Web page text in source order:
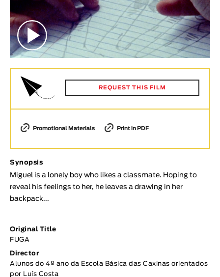
About Us & Contacts
Curtas Vila do Conde Solar O Dia Mais Curto
Store
Animar
Available Subtitles
YEAR
Year
< / >
Fiction
Animation
Experimental
Documentary
Selected Topics
REQUEST THIS FILM
Promotional Materials Print in PDF
Synopsis
Miguel is a lonely boy who likes a classmate. Hoping to
reveal his feelings to her, he leaves a drawing in her
backpack...
Original Title
FUGA
Director
Alunos do 4º ano da Escola Básica das Caxinas orientados
por Luís Costa